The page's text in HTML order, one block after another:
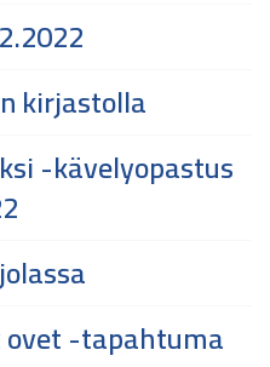
kirjastolla
-kävelyopastus
-tapahtuma